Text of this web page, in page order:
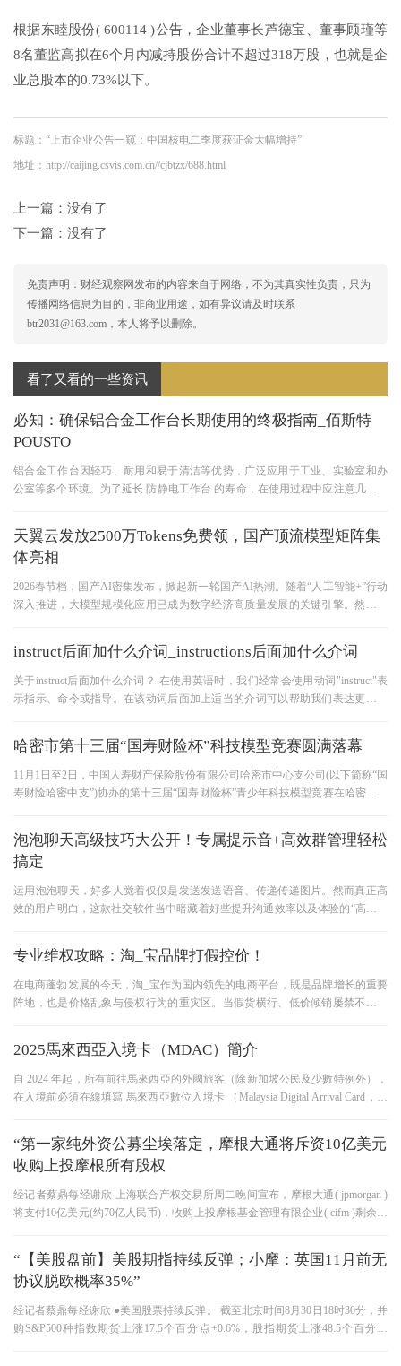
根据东睦股份( 600114 )公告，企业董事长芦德宝、董事顾瑾等
8名董监高拟在6个月内减持股份合计不超过318万股，也就是企
业总股本的0.73%以下。
标题：“上市企业公告一窥：中国核电二季度获证金大幅增持”
地址：http://caijing.csvis.com.cn//cjbtzx/688.html
上一篇：没有了
下一篇：没有了
免责声明：财经观察网发布的内容来自于网络，不为其真实性负责，只为
传播网络信息为目的，非商业用途，如有异议请及时联系
btr2031@163.com，本人将予以删除。
看了又看的一些资讯
必知：确保铝合金工作台长期使用的终极指南_佰斯特
POUSTO
铝合金工作台因轻巧、耐用和易于清洁等优势，广泛应用于工业、实验室和办
公室等多个环境。为了延长 防静电工作台 的寿命，在使用过程中应注意几个方
天翼云发放2500万Tokens免费领，国产顶流模型矩阵集
体亮相
2026春节档，国产AI密集发布，掀起新一轮国产AI热潮。随着“人工智能+”行动
深入推进，大模型规模化应用已成为数字经济高质量发展的关键引擎。然而，
instruct后面加什么介词_instructions后面加什么介词
关于instruct后面加什么介词？ 在使用英语时，我们经常会使用动词"instruct"表
示指示、命令或指导。在该动词后面加上适当的介词可以帮助我们表达更准确
哈密市第十三届“国寿财险杯”科技模型竞赛圆满落幕
11月1日至2日，中国人寿财产保险股份有限公司哈密市中心支公司(以下简称“国
寿财险哈密中支”)协办的第十三届“国寿财险杯”青少年科技模型竞赛在哈密市第
泡泡聊天高级技巧大公开！专属提示音+高效群管理轻松
搞定
运用泡泡聊天，好多人觉着仅仅是发送发送语音、传递传递图片。然而真正高
效的用户明白，这款社交软件当中暗藏着好些提升沟通效率以及体验的“高级玩
专业维权攻略：淘_宝品牌打假控价！
在电商蓬勃发展的今天，淘_宝作为国内领先的电商平台，既是品牌增长的重要
阵地，也是价格乱象与侵权行为的重灾区。当假货横行、低价倾销屡禁不止，
2025馬來西亞入境卡（MDAC）簡介
自 2024 年起，所有前往馬來西亞的外國旅客（除新加坡公民及少數特例外），
在入境前必須在線填寫 馬來西亞數位入境卡 （Malaysia Digital Arrival Card，簡
“第一家纯外资公募尘埃落定，摩根大通将斥资10亿美元
收购上投摩根所有股权
经记者蔡鼎每经谢欣 上海联合产权交易所周二晚间宣布，摩根大通( jpmorgan )
将支付10亿美元(约70亿人民币)，收购上投摩根基金管理有限企业( cifm )剩余的
“【美股盘前】美股期指持续反弹；小摩：英国11月前无
协议脱欧概率35%”
经记者蔡鼎每经谢欣 ●美国股票持续反弹。 截至北京时间8月30日18时30分，并
购S&P500种指数期货上涨17.5个百分点+0.6%，股指期货上涨48.5个百分点